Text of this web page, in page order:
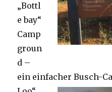
„Bottl
e bay“
Camp
groun
d –
ein einfacher Busch-